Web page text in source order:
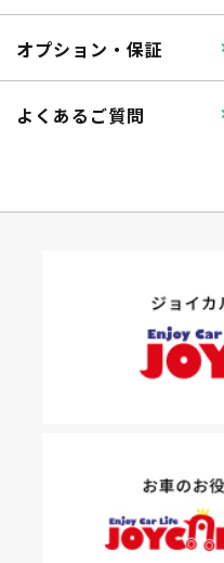
※たすカッターをご利用頂く
掛かります。
オプション・保証
よくあるご質問